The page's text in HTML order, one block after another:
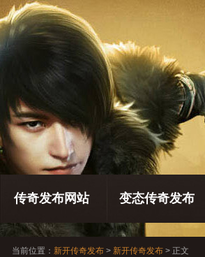
传奇发布网站 变态传奇发布
当前位置： 新开传奇发布 > 新开传奇发布 > 正文